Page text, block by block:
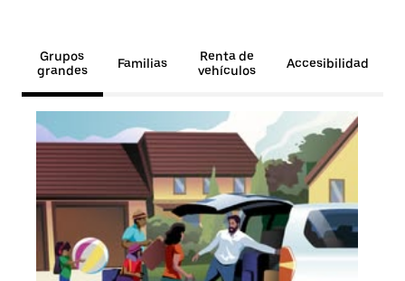
Grupos
grandes
Familias
Renta de
vehículos
Accesibilidad